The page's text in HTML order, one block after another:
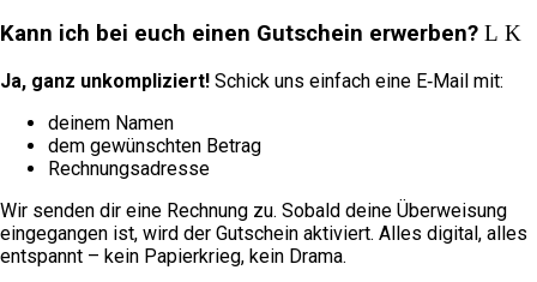
Kann ich bei euch einen Gutschein erwerben?
Ja, ganz unkompliziert! Schick uns einfach eine E‑Mail mit:
deinem Namen
dem gewünschten Betrag
Rechnungsadresse
Wir senden dir eine Rechnung zu. Sobald deine Überweisung
eingegangen ist, wird der Gutschein aktiviert. Alles digital, alles
entspannt – kein Papierkrieg, kein Drama.